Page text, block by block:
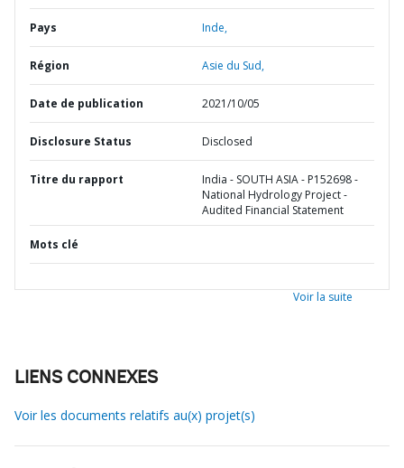
Pays Inde,
Région Asie du Sud,
Date de publication 2021/10/05
Disclosure Status Disclosed
Titre du rapport
India - SOUTH ASIA - P152698 -
National Hydrology Project -
Audited Financial Statement
Mots clé
Voir la suite
LIENS CONNEXES
Voir les documents relatifs au(x) projet(s)